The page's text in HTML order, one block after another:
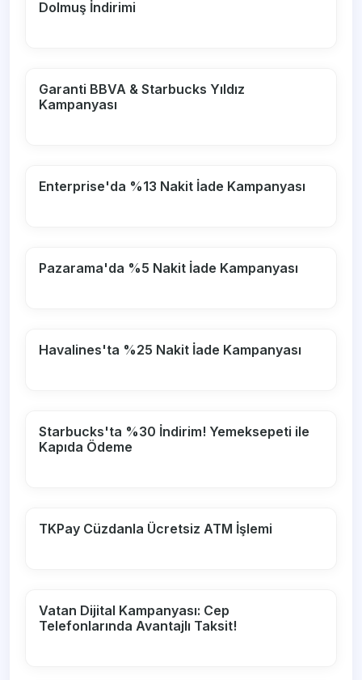
Dolmuş İndirimi
Garanti BBVA & Starbucks Yıldız
Kampanyası
Enterprise'da %13 Nakit İade Kampanyası
Pazarama'da %5 Nakit İade Kampanyası
Havalines'ta %25 Nakit İade Kampanyası
Starbucks'ta %30 İndirim! Yemeksepeti ile
Kapıda Ödeme
TKPay Cüzdanla Ücretsiz ATM İşlemi
Vatan Dijital Kampanyası: Cep
Telefonlarında Avantajlı Taksit!